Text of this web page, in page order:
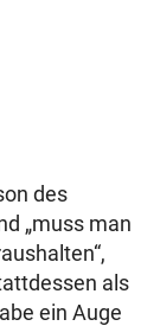
des
„muss man
als
ein Auge